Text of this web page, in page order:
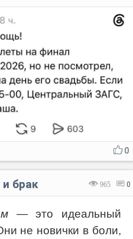
0
965 0
брак
— это идеальный
не новички в боли,